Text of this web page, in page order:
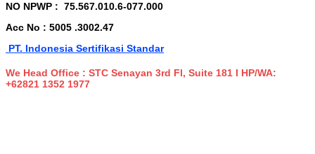
NO NPWP : 75.567.010.6-077.000
Acc No : 5005 .3002.47
PT. Indonesia Sertifikasi Standar
We Head Office : STC Senayan 3rd Fl, Suite 181 I HP/WA:
+62821 1352 1977